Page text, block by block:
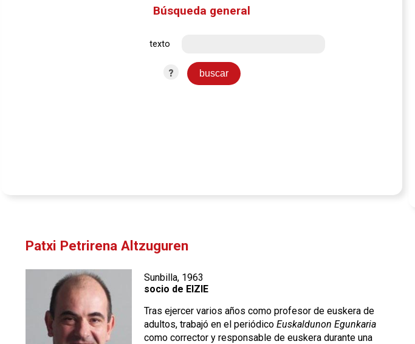
Búsqueda general
texto
?
Patxi Petrirena Altzuguren
Sunbilla, 1963
socio de EIZIE
Tras ejercer varios años como profesor de euskera de
adultos, trabajó en el periódico Euskaldunon Egunkaria
como corrector y responsable de euskera durante una